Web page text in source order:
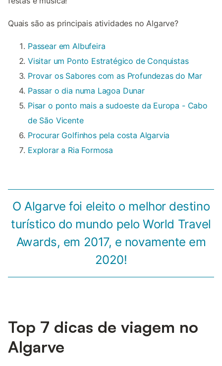
Quais são as principais atividades no Algarve?
Passear em Albufeira
Visitar um Ponto Estratégico de Conquistas
Provar os Sabores com as Profundezas do Mar
Passar o dia numa Lagoa Dunar
Pisar o ponto mais a sudoeste da Europa - Cabo
de São Vicente
Procurar Golfinhos pela costa Algarvia
Explorar a Ria Formosa
O Algarve foi eleito o melhor destino
turístico do mundo pelo World Travel
Awards, em 2017, e novamente em
2020!
Top 7 dicas de viagem no
Algarve